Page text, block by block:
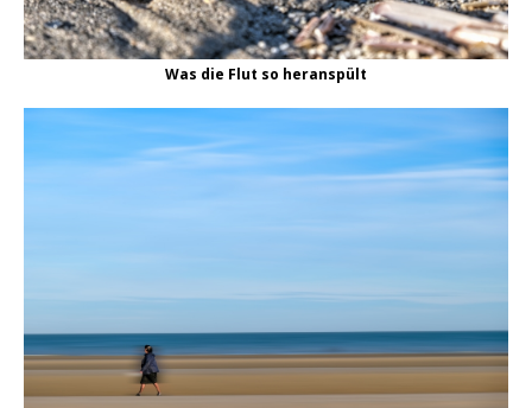
Was die Flut so heranspült